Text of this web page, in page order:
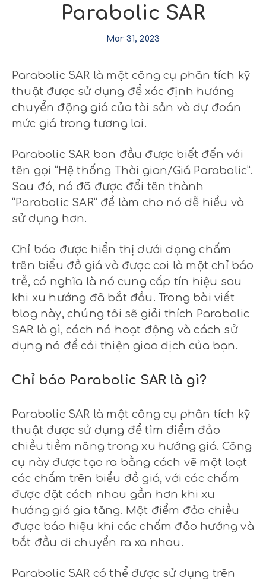
Parabolic SAR
Mar 31, 2023
Parabolic SAR là một công cụ phân tích kỹ
thuật được sử dụng để xác định hướng
chuyển động giá của tài sản và dự đoán
mức giá trong tương lai.
Parabolic SAR ban đầu được biết đến với
tên gọi “Hệ thống Thời gian/Giá Parabolic”.
Sau đó, nó đã được đổi tên thành
“Parabolic SAR” để làm cho nó dễ hiểu và
sử dụng hơn.
Chỉ báo được hiển thị dưới dạng chấm
trên biểu đồ giá và được coi là một chỉ báo
trễ, có nghĩa là nó cung cấp tín hiệu sau
khi xu hướng đã bắt đầu. Trong bài viết
blog này, chúng tôi sẽ giải thích Parabolic
SAR là gì, cách nó hoạt động và cách sử
dụng nó để cải thiện giao dịch của bạn.
Chỉ báo Parabolic SAR là gì?
Parabolic SAR là một công cụ phân tích kỹ
thuật được sử dụng để tìm điểm đảo
chiều tiềm năng trong xu hướng giá. Công
cụ này được tạo ra bằng cách vẽ một loạt
các chấm trên biểu đồ giá, với các chấm
được đặt cách nhau gần hơn khi xu
hướng giá gia tăng. Một điểm đảo chiều
được báo hiệu khi các chấm đảo hướng và
bắt đầu di chuyển ra xa nhau.
Parabolic SAR có thể được sử dụng trên